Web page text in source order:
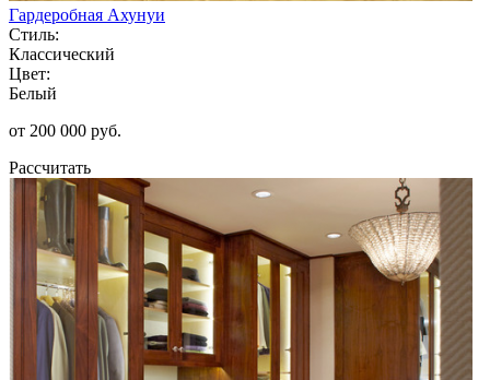
Гардеробная Ахунуи
Стиль:
Классический
Цвет:
Белый
от 200 000 руб.
Рассчитать